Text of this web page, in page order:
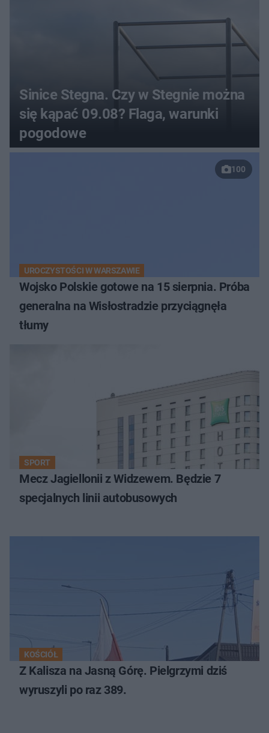
Sinice Stegna. Czy w Stegnie można
się kąpać 09.08? Flaga, warunki
pogodowe
100
UROCZYSTOŚCI W WARSZAWIE
Wojsko Polskie gotowe na 15 sierpnia. Próba
generalna na Wisłostradzie przyciągnęła
tłumy
SPORT
Mecz Jagiellonii z Widzewem. Będzie 7
specjalnych linii autobusowych
KOŚCIÓŁ
Z Kalisza na Jasną Górę. Pielgrzymi dziś
wyruszyli po raz 389.